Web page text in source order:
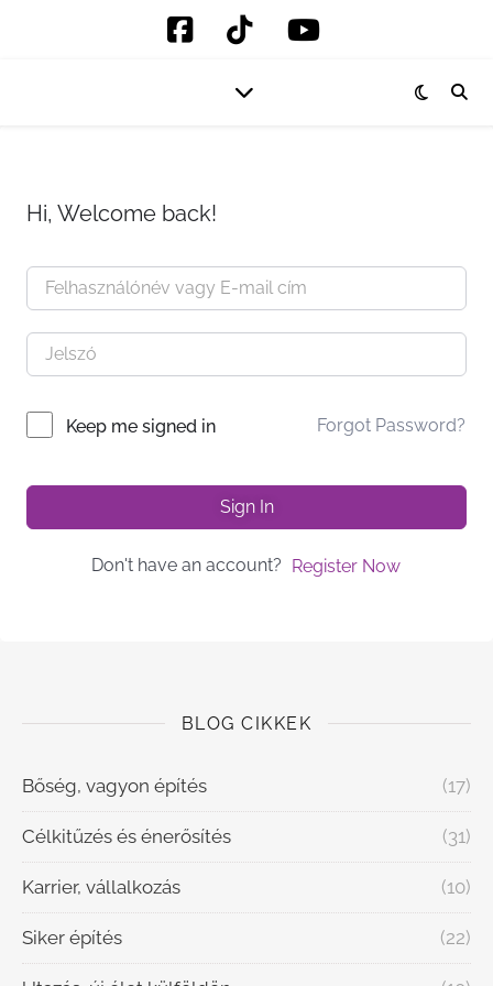
Hi, Welcome back!
Keep me signed in Forgot Password?
Sign In
Don't have an account? Register Now
BLOG CIKKEK
Bőség, vagyon építés (17)
Célkitűzés és énerősítés (31)
Karrier, vállalkozás (10)
Siker építés (22)